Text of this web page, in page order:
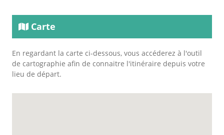
Carte
En regardant la carte ci-dessous, vous accéderez à l'outil
de cartographie afin de connaitre l'itinéraire depuis votre
lieu de départ.